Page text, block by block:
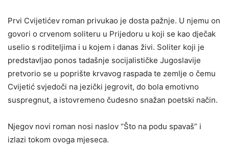
Prvi Cvijetićev roman privukao je dosta pažnje. U njemu on
govori o crvenom soliteru u Prijedoru u koji se kao dječak
uselio s roditeljima i u kojem i danas živi. Soliter koji je
predstavljao ponos tadašnje socijalističke Jugoslavije
pretvorio se u poprište krvavog raspada te zemlje o čemu
Cvijetić svjedoči na jezički jegrovit, do bola emotivno
suspregnut, a istovremeno čudesno snažan poetski način.
Njegov novi roman nosi naslov “Što na podu spavaš” i
izlazi tokom ovoga mjeseca.